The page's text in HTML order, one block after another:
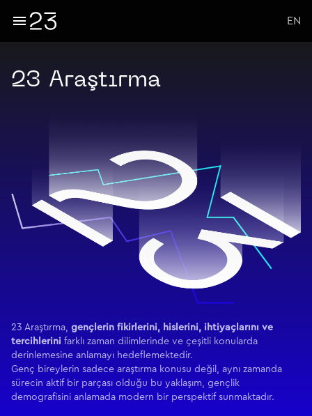
EN
23 Araştırma
23 Araştırma, gençlerin fikirlerini, hislerini, ihtiyaçlarını ve
tercihlerini farklı zaman dilimlerinde ve çeşitli konularda
derinlemesine anlamayı hedeflemektedir.
Genç bireylerin sadece araştırma konusu değil, aynı zamanda
sürecin aktif bir parçası olduğu bu yaklaşım, gençlik
demografisini anlamada modern bir perspektif sunmaktadır.